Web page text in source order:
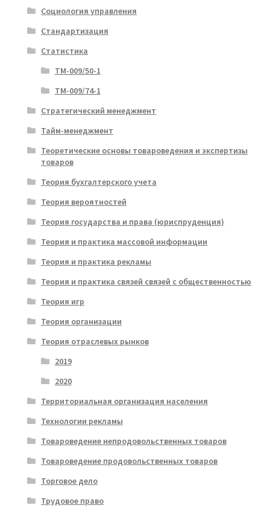
Социология управления
Стандартизация
Статистика
ТМ-009/50-1
ТМ-009/74-1
Стратегический менеджмент
Тайм-менеджмент
Теоретические основы товароведения и экспертизы
товаров
Теория бухгалтерского учета
Теория вероятностей
Теория государства и права (юриспруденция)
Теория и практика массовой информации
Теория и практика рекламы
Теория и практика связей связей с общественностью
Теория игр
Теория организации
Теория отраслевых рынков
2019
2020
Территориальная организация населения
Технологии рекламы
Товароведение непродовольственных товаров
Товароведение продовольственных товаров
Торговое дело
Трудовое право